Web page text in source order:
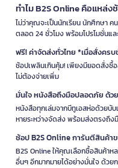
ทำไม B2S Online คือแหล่
ไม่ว่าคุณจะเป็นนักเรียน นักศึกษา
ตลอด 24 ชั่วโมง พร้อมโปรโมชั่นแ
ฟรี! ค่าจัดส่งทั่วไทย *เมื่อสั่งคร
ช้อปเพลินเกินคุ้ม! เพียงมียอดสั่งซื้
ไม่ต้องจ่ายเพิ่ม
มั่นใจ หนังสือถึงมือปลอดภัย ด้ว
หนังสือทุกเล่มจากบีทูเอสห่อด้วยบั
หายระหว่างจัดส่ง พร้อมส่งตรงถึ
ช้อป B2S Online การันตีสินค้า
B2S Online ให้คุณเลือกซื้อสินค้าห
อื่นๆ อีกมากมายได้อย่างมั่นใจ ด้ว